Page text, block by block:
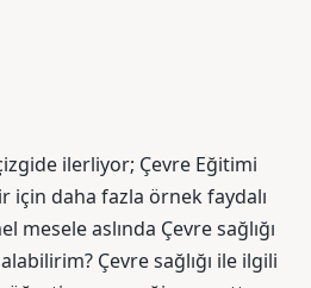
ilerliyor; Çevre Eğitimi
için daha fazla örnek faydalı
mesele aslında Çevre sağlığı
Çevre sağlığı ile ilgili